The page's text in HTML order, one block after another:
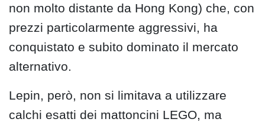
non molto distante da Hong Kong) che, con
prezzi particolarmente aggressivi, ha
conquistato e subito dominato il mercato
alternativo.
Lepin, però, non si limitava a utilizzare
calchi esatti dei mattoncini LEGO, ma